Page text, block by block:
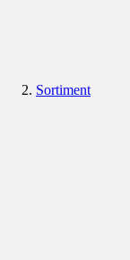
Sortiment